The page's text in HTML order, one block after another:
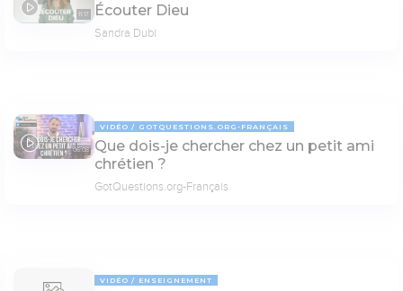
11:17 Écouter Dieu
Sandra Dubi
06:08
VIDÉO GOTQUESTIONS.ORG-FRANÇAIS
Que dois-je chercher chez un petit ami
chrétien ?
GotQuestions.org-Français
VIDÉO ENSEIGNEMENT